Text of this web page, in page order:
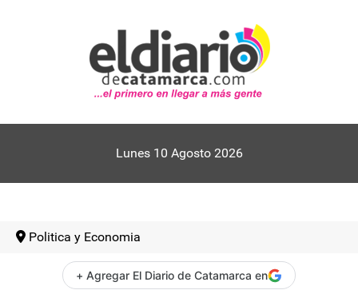
Lunes 10 Agosto 2026
Politica y Economia
+ Agregar El Diario de Catamarca en